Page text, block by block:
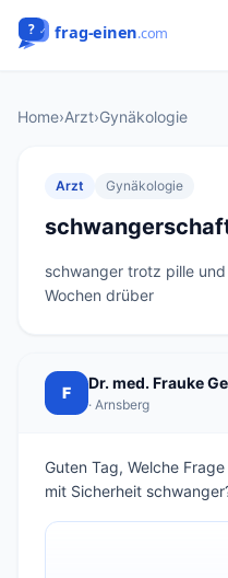
Home›Arzt›Gynäkologie
Arzt Gynäkologie
schwanger trotz pille
F
Dr. med. Frauke
· Arnsberg
Guten Tag, Welche
mit Sicherheit